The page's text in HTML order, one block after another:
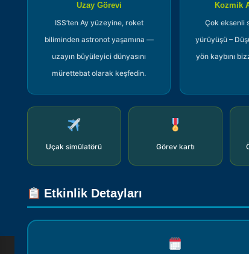
Uzay Görevi
ISS’ten Ay yüzeyine, roket
biliminden astronot yaşamına —
uzayın büyüleyici dünyasını
mürettebat olarak keşfedin.
Kozmik
Çok eksenli
yürüyüşü –
yön kaybını
Uçak simülatörü Görev kartı
Etkinlik Detayları